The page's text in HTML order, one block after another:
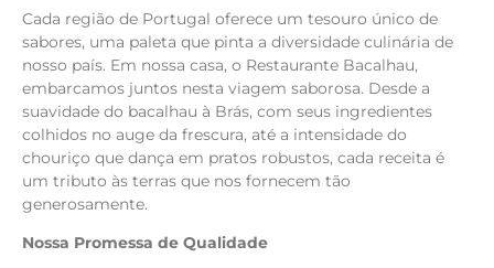
Cada região de Portugal oferece um tesouro único de
sabores, uma paleta que pinta a diversidade culinária de
nosso país. Em nossa casa, o Restaurante Bacalhau,
embarcamos juntos nesta viagem saborosa. Desde a
suavidade do bacalhau à Brás, com seus ingredientes
colhidos no auge da frescura, até a intensidade do
chouriço que dança em pratos robustos, cada receita é
um tributo às terras que nos fornecem tão
generosamente.
Nossa Promessa de Qualidade